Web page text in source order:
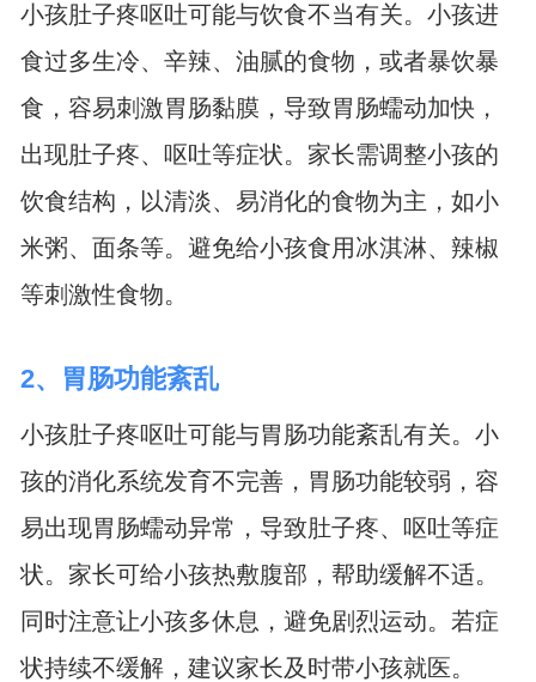
小孩肚子疼呕吐可能与饮食不当有关。小孩进
食过多生冷、辛辣、油腻的食物，或者暴饮暴
食，容易刺激胃肠黏膜，导致胃肠蠕动加快，
出现肚子疼、呕吐等症状。家长需调整小孩的
饮食结构，以清淡、易消化的食物为主，如小
米粥、面条等。避免给小孩食用冰淇淋、辣椒
等刺激性食物。
2、胃肠功能紊乱
小孩肚子疼呕吐可能与胃肠功能紊乱有关。小
孩的消化系统发育不完善，胃肠功能较弱，容
易出现胃肠蠕动异常，导致肚子疼、呕吐等症
状。家长可给小孩热敷腹部，帮助缓解不适。
同时注意让小孩多休息，避免剧烈运动。若症
状持续不缓解，建议家长及时带小孩就医。